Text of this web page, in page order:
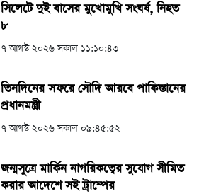
সিলেটে দুই বাসের মুখোমুখি সংঘর্ষ, নিহত
৮
৭ আগস্ট ২০২৬ সকাল ১১:১০:৪৩
তিনদিনের সফরে সৌদি আরবে পাকিস্তানের
প্রধানমন্ত্রী
৭ আগস্ট ২০২৬ সকাল ০৯:৪৫:৫২
জন্মসূত্রে মার্কিন নাগরিকত্বের সুযোগ সীমিত
করার আদেশে সই ট্রাম্পের